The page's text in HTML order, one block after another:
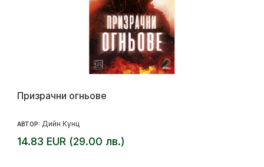
Призрачни огньове
АВТОР: Дийн Кунц
14.83 EUR (29.00 лв.)